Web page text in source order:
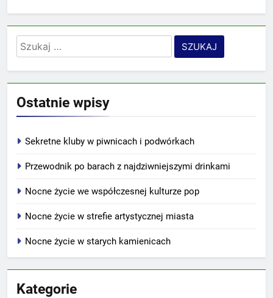
Szukaj:
Ostatnie wpisy
Sekretne kluby w piwnicach i podwórkach
Przewodnik po barach z najdziwniejszymi drinkami
Nocne życie we współczesnej kulturze pop
Nocne życie w strefie artystycznej miasta
Nocne życie w starych kamienicach
Kategorie